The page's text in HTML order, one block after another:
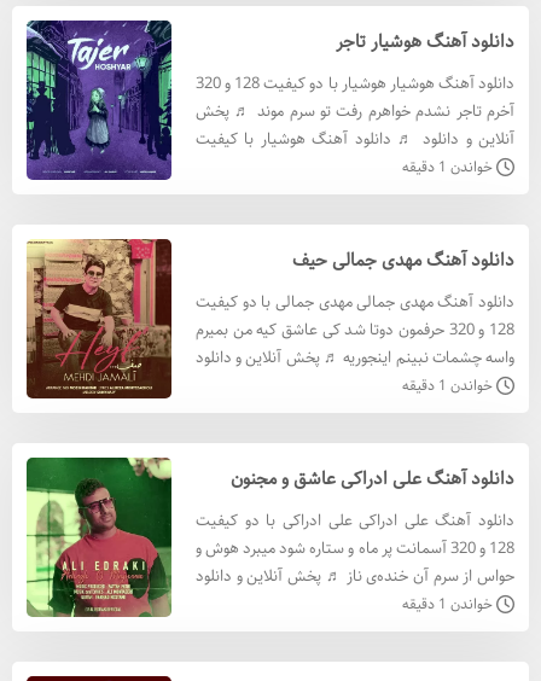
دانلود آهنگ هوشیار تاجر
دانلود آهنگ هوشیار هوشیار با دو کیفیت 128 و 320
آخرم تاجر نشدم خواهرم رفت تو سرم موند ♬ پخش
آنلاین و دانلود ♬ دانلود آهنگ هوشیار با کيفيت
هوشیار آ
خواندن 1 دقیقه
دانلود آهنگ مهدی جمالی حیف
دانلود آهنگ مهدی جمالی مهدی جمالی با دو کیفیت
128 و 320 حرفمون دوتا شد کی عاشق کیه من بمیرم
واسه چشمات نبینم اینجوریه ♬ پخش آنلاین و دانلود
آهنگ مهدی
خواندن 1 دقیقه
دانلود آهنگ علی ادراکی عاشق و مجنون
دانلود آهنگ علی ادراکی علی ادراکی با دو کیفیت
128 و 320 آسمانت پر ماه و ستاره شود میبرد هوش و
حواس از سرم آن خنده‌ی ناز ♬ پخش آنلاین و دانلود
آهنگ عل
خواندن 1 دقیقه